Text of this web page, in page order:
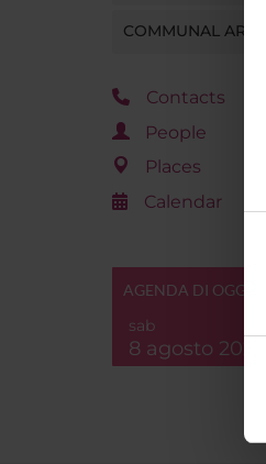
COMMUNAL AREA
Contacts
People
Places
Calendar
AGENDA DI OGGI
sab
8 agosto 2026